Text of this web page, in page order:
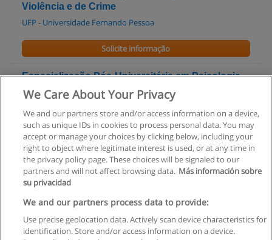
Violência e de Crime
UFP - Universidade Fernando Pessoa
Solicite informação
Especialização Pós-Universitária em Psicologia
da Educação
INSPSIC - Instituto Português de Psicologia
Solicite informação
Regras de uso
Privacidade de dados
We Care About Your Privacy
We and our partners store and/or access information on a device,
such as unique IDs in cookies to process personal data. You may
accept or manage your choices by clicking below, including your
right to object where legitimate interest is used, or at any time in
the privacy policy page. These choices will be signaled to our
partners and will not affect browsing data. Más información sobre
su privacidad
We and our partners process data to provide:
Use precise geolocation data. Actively scan device characteristics for
identification. Store and/or access information on a device.